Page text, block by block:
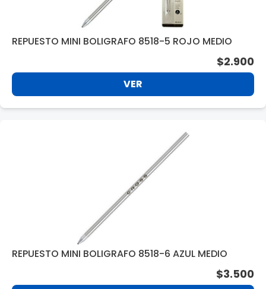
REPUESTO MINI BOLIGRAFO 8518-5 ROJO MEDIO
$2.900
VER
REPUESTO MINI BOLIGRAFO 8518-6 AZUL MEDIO
$3.500